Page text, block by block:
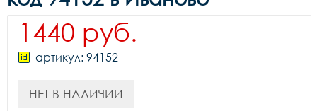
1440 руб.
артикул: 94152
НЕТ В НАЛИЧИИ